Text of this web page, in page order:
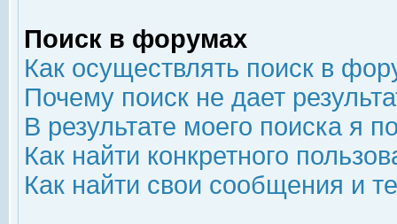
Поиск в форумах
Как осуществлять поиск в
Почему поиск не дает
В результате моего поиска я
Как найти конкретного
Как найти свои сообщения и